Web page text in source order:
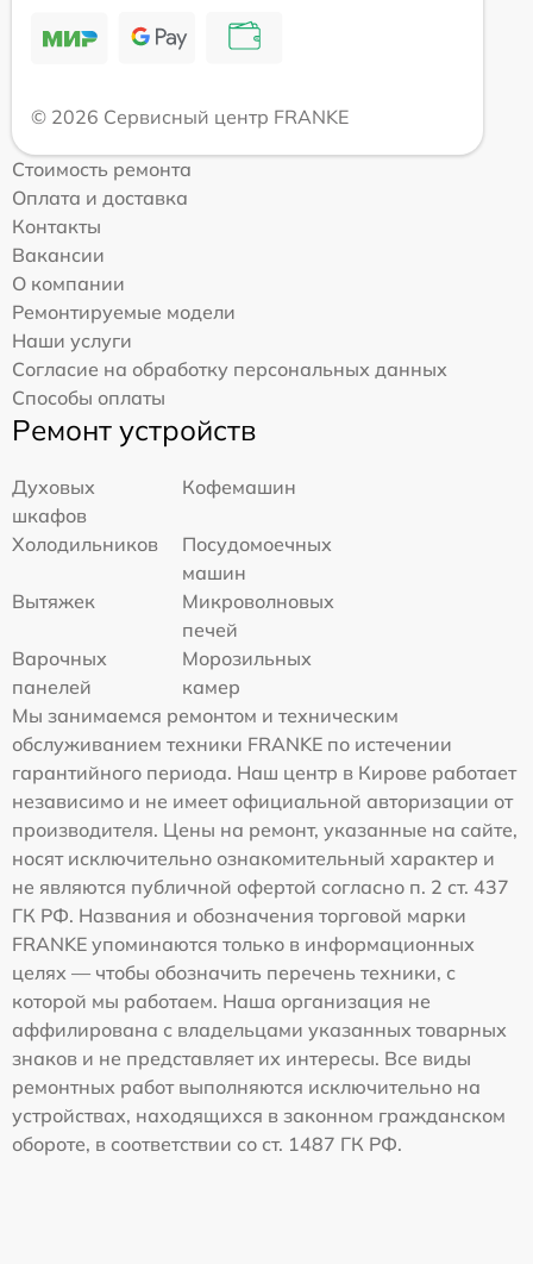
© 2026 Сервисный центр FRANKE
Стоимость ремонта
Оплата и доставка
Контакты
Вакансии
О компании
Ремонтируемые модели
Наши услуги
Согласие на обработку персональных данных
Способы оплаты
Ремонт устройств
Духовых
шкафов
Кофемашин
Холодильников
Посудомоечных
машин
Вытяжек
Микроволновых
печей
Варочных
панелей
Морозильных
камер
Мы занимаемся ремонтом и техническим
обслуживанием техники FRANKE по истечении
гарантийного периода. Наш центр в Кирове работает
независимо и не имеет официальной авторизации от
производителя. Цены на ремонт, указанные на сайте,
носят исключительно ознакомительный характер и
не являются публичной офертой согласно п. 2 ст. 437
ГК РФ. Названия и обозначения торговой марки
FRANKE упоминаются только в информационных
целях — чтобы обозначить перечень техники, с
которой мы работаем. Наша организация не
аффилирована с владельцами указанных товарных
знаков и не представляет их интересы. Все виды
ремонтных работ выполняются исключительно на
устройствах, находящихся в законном гражданском
обороте, в соответствии со ст. 1487 ГК РФ.